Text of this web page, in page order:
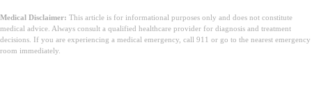
Medical Disclaimer: This article is for informational purposes only and does not constitute
medical advice. Always consult a qualified healthcare provider for diagnosis and treatment
decisions. If you are experiencing a medical emergency, call 911 or go to the nearest emergency
room immediately.